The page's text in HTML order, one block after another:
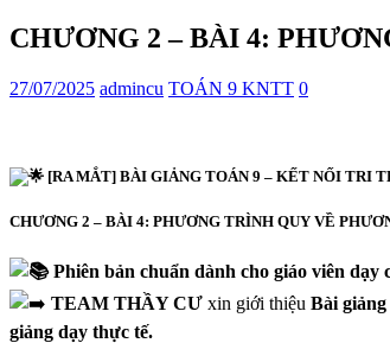
CHƯƠNG 2 – BÀI 4:
27/07/2025 admincu TOÁN 9 KNTT 0
[RA MẮT] BÀI GIẢNG TOÁN 9 – KẾT NỐI TRI
CHƯƠNG 2 – BÀI 4: PHƯƠNG TRÌNH QUY VỀ
Phiên bản chuẩn dành cho giáo viên
TEAM THẦY CƯ xin giới thiệu Bài
giảng dạy thực tế.